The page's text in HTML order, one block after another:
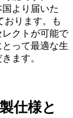
より届いた
おります。も
クトが可能で
って最適な生
ます。
仕様と